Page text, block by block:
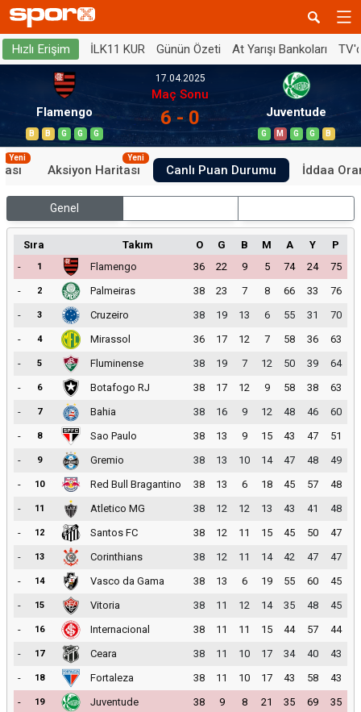
Hızlı Erişim İLK11 KUR Günün Özeti At Yarışı Bankoları
Flamengo
B B G G G
17.04.2025
Maç Sonu
6 - 0 Juventude
G M G G B
Yeni
Aksiyon Haritası
Yeni
Canlı Puan Durumu İddaa
Genel
Sıra Takım O G B M A Y
P
-
1 Flamengo 36 22 9 5 74 24
75
-
2 Palmeiras 38 23 7 8 66 33
76
-
3 Cruzeiro 38 19 13 6 55 31
70
-
4 Mirassol 36 17 12 7 58 36
63
-
5 Fluminense 38 19 7 12 50 39
64
-
6 Botafogo RJ 38 17 12 9 58 38
63
-
7 Bahia 38 16 9 12 48 46
60
-
8 Sao Paulo 38 13 9 15 43 47
51
-
9 Gremio 38 13 10 14 47 48
49
-
10 Red Bull Bragantino 38 13 6 18 45 57
48
-
11 Atletico MG 38 12 12 13 43 41
48
-
12 Santos FC 38 12 11 15 45 50
47
-
13 Corinthians 38 12 11 14 42 47
47
-
14 Vasco da Gama 38 13 6 19 55 60
45
-
15 Vitoria 38 11 12 14 35 48
45
-
16 Internacional 38 11 11 15 44 57
44
-
17 Ceara 38 11 10 17 34 40
43
-
18 Fortaleza 38 11 10 17 43 58
43
-
19 Juventude 38 9 8 21 35 69
35